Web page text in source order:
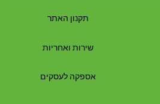
תקנון האתר
שירות ואחריות
אספקה לעסקים